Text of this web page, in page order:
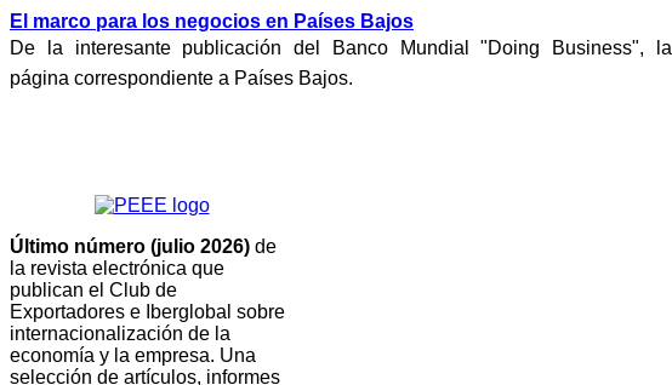
El marco para los negocios en Países Bajos
De la interesante publicación del Banco Mundial "Doing Business", la
página correspondiente a Países Bajos.
Último número (julio 2026) de
la revista electrónica que
publican el Club de
Exportadores e Iberglobal sobre
internacionalización de la
economía y la empresa. Una
selección de artículos, informes